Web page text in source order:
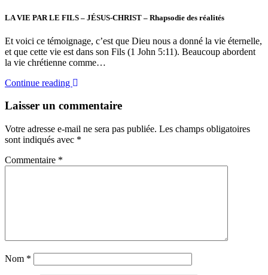
LA VIE PAR LE FILS – JÉSUS-CHRIST – Rhapsodie des réalités
Et voici ce témoignage, c’est que Dieu nous a donné la vie éternelle,
et que cette vie est dans son Fils (1 John 5:11). Beaucoup abordent
la vie chrétienne comme…
Continue reading
Laisser un commentaire
Votre adresse e-mail ne sera pas publiée. Les champs obligatoires
sont indiqués avec *
Commentaire *
Nom *